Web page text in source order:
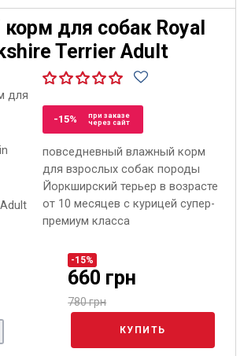
для собак Royal
Terrier Adult
-15%
при заказе
через сайт
повседневный влажный корм
для взрослых собак породы
Йоркширский терьер в возрасте
от 10 месяцев с курицей супер-
премиум класса
-15%
660 грн
780 грн
КУПИТЬ